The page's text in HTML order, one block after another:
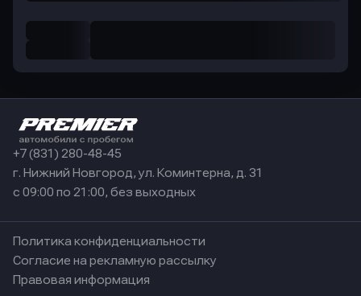
+7 (831) 280-48-45
г. Нижний Новгород, ул. Коминтерна, д. 31
с 09:00 по 21:00, без выходных
Политика конфиденциальности
Согласие на рекламную рассылку
Правовая информация